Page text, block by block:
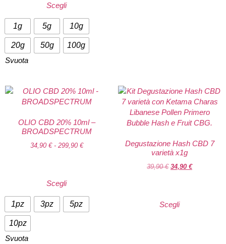
Scegli
1g 5g 10g
20g 50g
100g
Svuota
OLIO CBD 20% 10ml –
BROADSPECTRUM
34,90 € - 299,90 €
Scegli
1pz 3pz 5pz
10pz
Svuota
Degustazione Hash CBD 7
varietà x1g
39,90€ 34,90 €
Scegli